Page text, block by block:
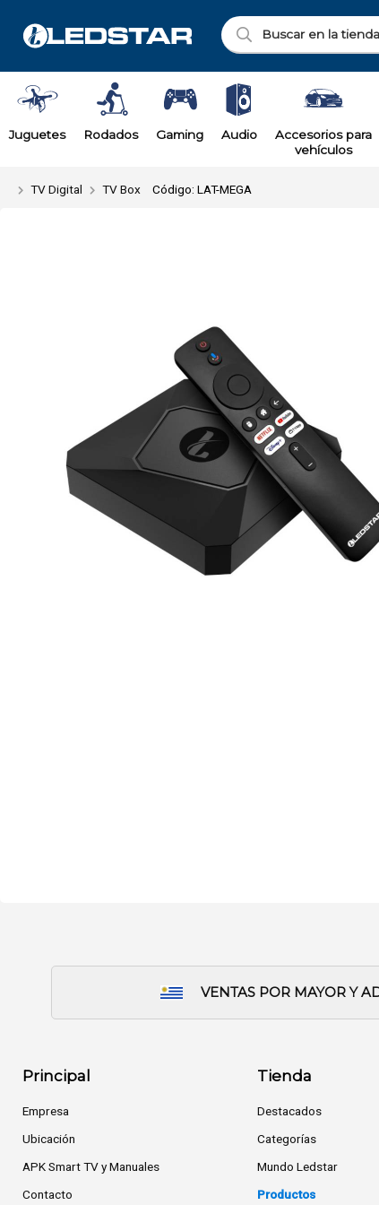
Enviar a
Juguetes Rodados Gaming Audio
Accesorios para
vehículos
TV Digital TV Box Código: LAT-MEGA
VENTAS POR MAYOR Y
Principal
Empresa
Ubicación
APK Smart TV y Manuales
Contacto
Tienda
Destacados
Categorías
Mundo Ledstar
Productos